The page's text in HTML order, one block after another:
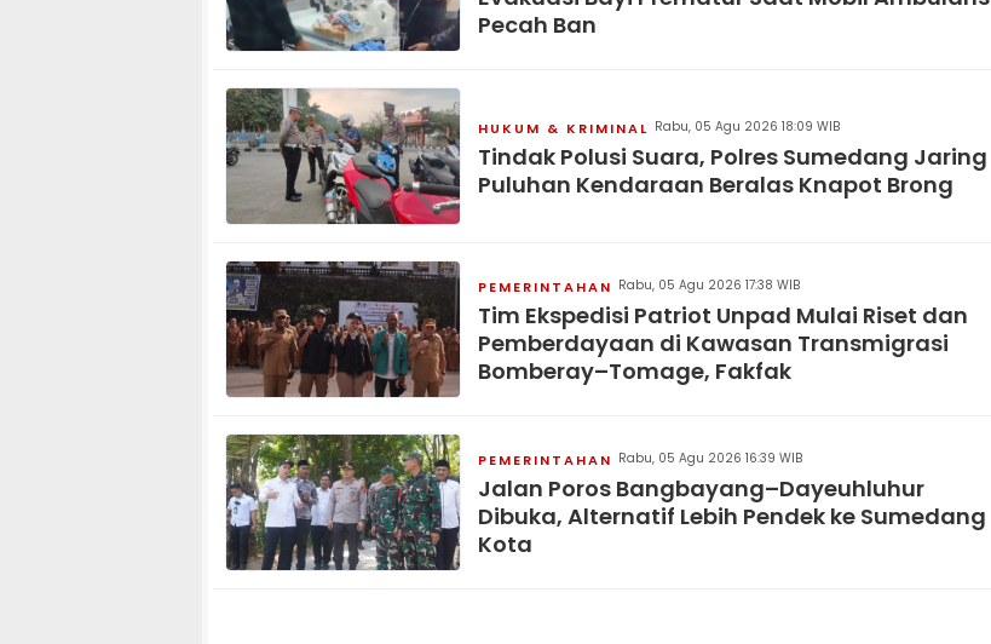
Pecah Ban
HUKUM & KRIMINAL Rabu, 05 Agu 2026 18:09 WIB
Tindak Polusi Suara, Polres Sumedang Jaring
Puluhan Kendaraan Beralas Knapot Brong
PEMERINTAHAN Rabu, 05 Agu 2026 17:38 WIB
Tim Ekspedisi Patriot Unpad Mulai Riset dan
Pemberdayaan di Kawasan Transmigrasi
Bomberay–Tomage, Fakfak
PEMERINTAHAN Rabu, 05 Agu 2026 16:39 WIB
Jalan Poros Bangbayang–Dayeuhluhur
Dibuka, Alternatif Lebih Pendek ke Sumedang
Kota